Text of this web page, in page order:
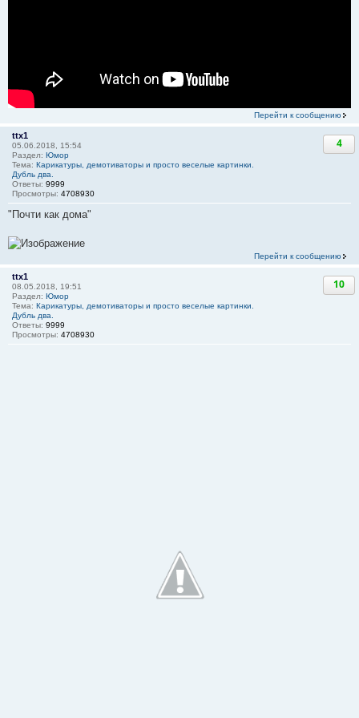
Перейти к сообщению
ttx1
05.06.2018, 15:54
Раздел: Юмор
Тема: Карикатуры, демотиваторы и просто веселые картинки.
Дубль два.
Ответы: 9999
Просмотры: 4708930
4
"Почти как дома"
Перейти к сообщению
ttx1
08.05.2018, 19:51
Раздел: Юмор
Тема: Карикатуры, демотиваторы и просто веселые картинки.
Дубль два.
Ответы: 9999
Просмотры: 4708930
10